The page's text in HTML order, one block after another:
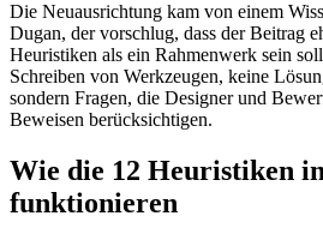
Die Neuausrichtung kam von einem
Dugan, der vorschlug, dass der Beitrag
Heuristiken als ein Rahmenwerk sein
Schreiben von Werkzeugen, keine
sondern Fragen, die Designer und
Beweisen berücksichtigen.
Wie die 12 Heuristiken
funktionieren